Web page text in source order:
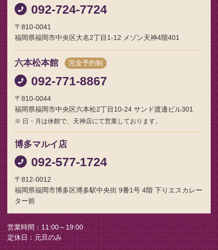
092-724-7724
〒810-0041
福岡県福岡市中央区大名2丁目1-12 メゾン天神4階401
六本松本館 完全予約制
092-771-8867
〒810-0044
福岡県福岡市中央区六本松2丁目10-24 サンド渡邊ビル301
日・月は休館で、天神店にて営業しております。
博多マルイ店
092-577-1724
〒812-0012
福岡県福岡市博多区博多駅中央街 9番1号 4階 下りエスカレー
ター前
営業時間
11:00～19:00
定休日
元旦のみ